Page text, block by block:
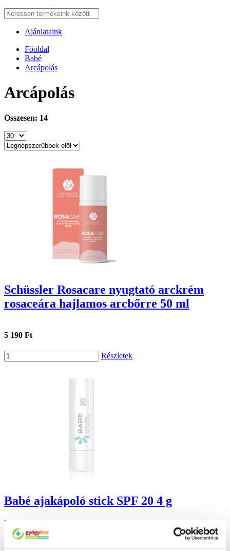
Ajánlataink
Főoldal
Babé
Arcápolás
Arcápolás
Összesen: 14
Schüssler Rosacare nyugtató arckrém
rosaceára hajlamos arcbőrre 50 ml
5 190 Ft
Részletek
Babé ajakápoló stick SPF 20 4 g
3 106 Ft